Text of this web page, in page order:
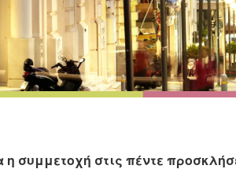
συμμετοχή στις πέντε